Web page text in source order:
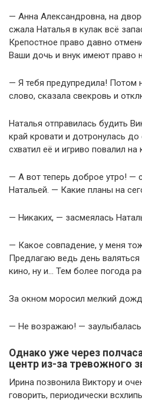
— Анна Александровна, на
сжала Наталья в кулак всё
Крепостное право давно
Ваши дочь и внук имеют право
— Я тебя предупредила! Потом
слово, сказала свекровь и
Наталья отправилась будить
край кровати и дотронулась
схватил её и игриво повалил на
— А вот теперь доброе утро! —
Натальей. — Какие планы на
— Никаких, — засмеялась
— Какое совпадение, у меня
Предлагаю ведь день валяться
кино, ну и… Тем более погода
За окном моросил мелкий
— Не возражаю! — заулыбалась
Однако уже через
центр из-за тревожного
Ирина позвонила Виктору и
говорить, периодически